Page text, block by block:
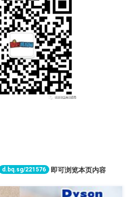
d.bq.sg/221576 即可浏览本页内容